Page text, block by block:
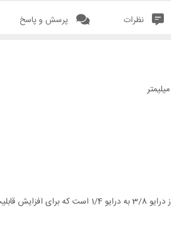
نظرات پرسش و پاسخ